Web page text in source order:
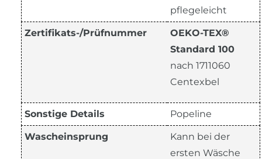
pflegeleicht
Zertifikats-/Prüfnummer
OEKO-TEX®
Standard 100
nach 1711060
Centexbel
Sonstige Details Popeline
Wascheinsprung
Kann bei der
ersten Wäsche